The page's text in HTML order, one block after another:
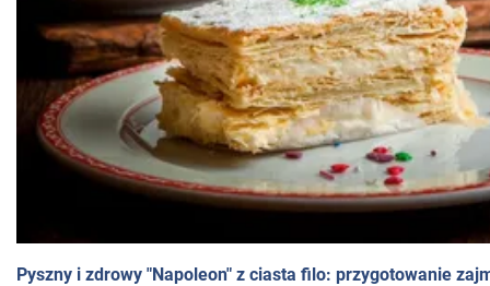
Pyszny i zdrowy "Napoleon" z ciasta filo: przygotowanie